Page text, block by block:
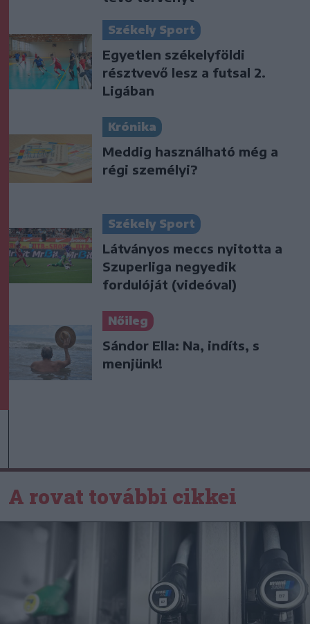
Székely Sport
Egyetlen székelyföldi
résztvevő lesz a futsal 2.
Ligában
Krónika
Meddig használható még a
régi személyi?
Székely Sport
Látványos meccs nyitotta a
Szuperliga negyedik
fordulóját (videóval)
Nőileg
Sándor Ella: Na, indíts, s
menjünk!
A rovat további cikkei